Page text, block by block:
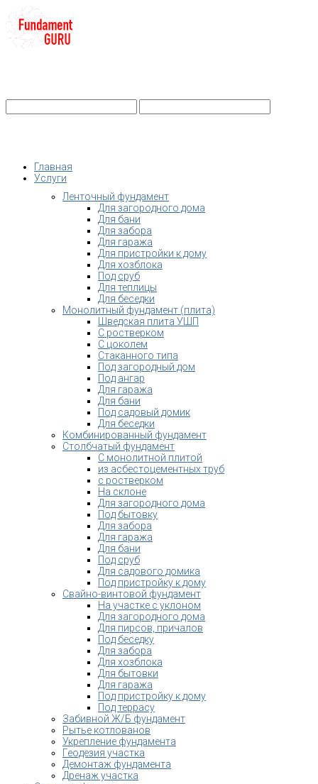
Главная
Услуги
Ленточный фундамент
Для загородного дома
Для бани
Для забора
Для гаража
Для пристройки к дому
Для хозблока
Под сруб
Для теплицы
Для беседки
Монолитный фундамент (плита)
Шведская плита УШП
С ростверком
С цоколем
Стаканного типа
Под загородный дом
Под ангар
Для гаража
Для бани
Под садовый домик
Для беседки
Комбинированный фундамент
Столбчатый фундамент
С монолитной плитой
из асбестоцементных труб
с ростверком
На склоне
Для загородного дома
Под бытовку
Для забора
Для гаража
Для бани
Под сруб
Для садового домика
Под пристройку к дому
Свайно-винтовой фундамент
На участке с уклоном
Для загородного дома
Для пирсов, причалов
Под беседку
Для забора
Для хозблока
Для бытовки
Для гаража
Под пристройку к дому
Под террасу
Забивной Ж/Б фундамент
Рытье котлованов
Укрепление фундамента
Геодезия участка
Демонтаж фундамента
Дренаж участка